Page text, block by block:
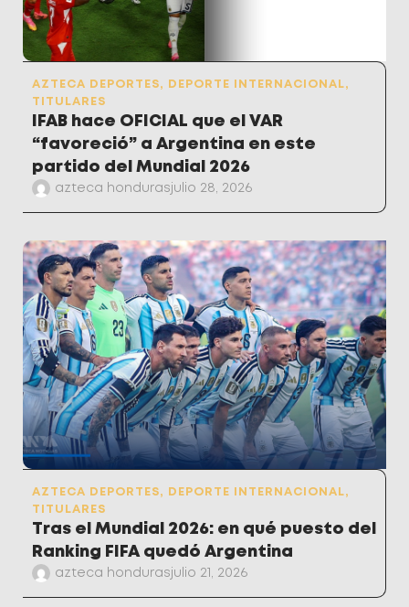
AZTECA DEPORTES, DEPORTE INTERNACIONAL,
TITULARES
IFAB hace OFICIAL que el VAR
“favoreció” a Argentina en este
partido del Mundial 2026
azteca hondurasjulio 28, 2026
AZTECA DEPORTES, DEPORTE INTERNACIONAL,
TITULARES
Tras el Mundial 2026: en qué puesto del
Ranking FIFA quedó Argentina
azteca hondurasjulio 21, 2026